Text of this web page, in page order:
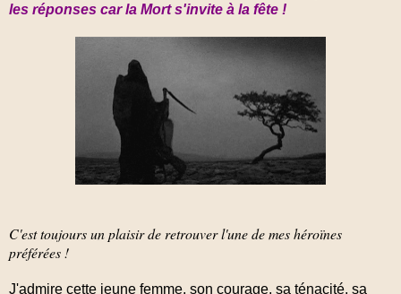
les réponses car la Mort s'invite à la fête !
C'est toujours un plaisir de retrouver l'une de mes héroïnes
préférées !
J'admire cette jeune femme, son courage, sa ténacité, sa